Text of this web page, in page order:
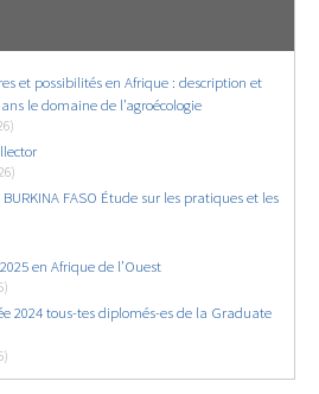
et possibilités en Afrique : description et
le domaine de l’agroécologie
BURKINA FASO Étude sur les pratiques et les
en Afrique de l’Ouest
2024 tous-tes diplomés-es de la Graduate